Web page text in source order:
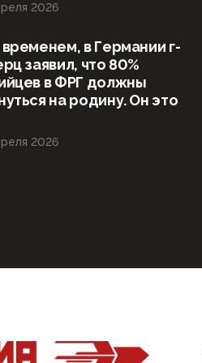
2026
в Германии г-
заявил, что 80%
в ФРГ должны
на родину. Он это
2026